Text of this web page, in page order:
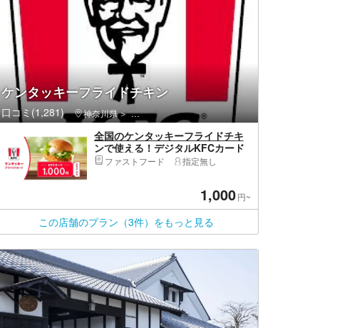
ケンタッキーフライドチキン
口コミ(1,281) 神奈川県 西区（横浜市）・みなとみらい・桜木町
全国のケンタッキーフライドチキ
ンで使える！デジタルKFCカード
1,000円！
ファストフード 指定無し
1,000円~
この店舗のプラン（3件）をもっと見る